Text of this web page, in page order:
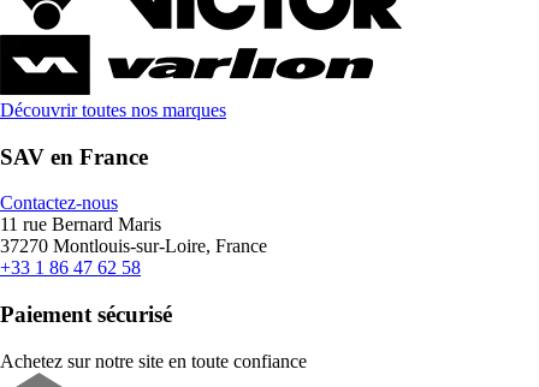
Découvrir toutes nos marques
SAV en France
Contactez-nous
11 rue Bernard Maris
37270 Montlouis-sur-Loire, France
+33 1 86 47 62 58
Paiement sécurisé
Achetez sur notre site en toute confiance